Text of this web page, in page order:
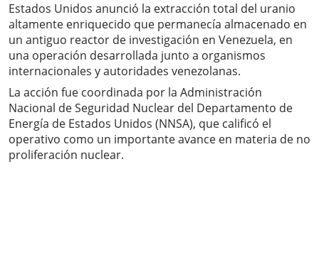
Estados Unidos anunció la extracción total del uranio
altamente enriquecido que permanecía almacenado en
un antiguo reactor de investigación en Venezuela, en
una operación desarrollada junto a organismos
internacionales y autoridades venezolanas.
La acción fue coordinada por la Administración
Nacional de Seguridad Nuclear del Departamento de
Energía de Estados Unidos (NNSA), que calificó el
operativo como un importante avance en materia de no
proliferación nuclear.